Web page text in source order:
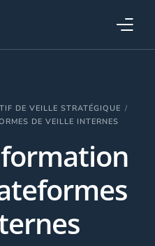
DE VEILLE STRATÉGIQUE
DE VEILLE INTERNES
formation